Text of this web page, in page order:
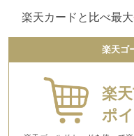
楽天カードと比べ最大
楽天ゴ
楽
ポ